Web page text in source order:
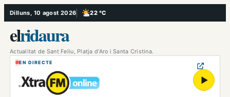
Vés
al
contingut
Dilluns, 10 agost 2026 22 °C
, Poc ennuvolat
elridaura
Actualitat de Sant Feliu, Platja d’Aro i Santa Cristina.
EN DIRECTE
▶